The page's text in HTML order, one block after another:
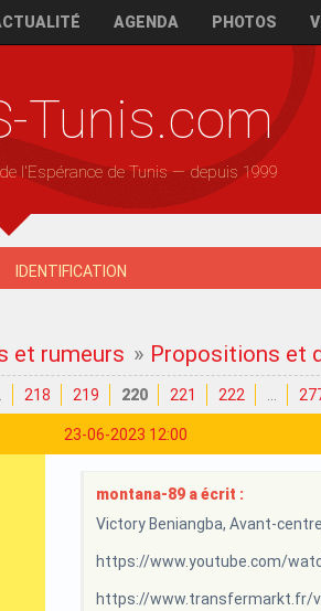
AGENDA PHOTOS
Tunis.com
l'Espérance de Tunis — depuis 1999
IDENTIFICATION
et rumeurs » Propositions et
218 219 220 221 222
23-06-2023 12:00
montana-89 a écrit :
Victory Beniangba, Avant-
https://www.youtube.com/
https://www.transfermarkt.fr/